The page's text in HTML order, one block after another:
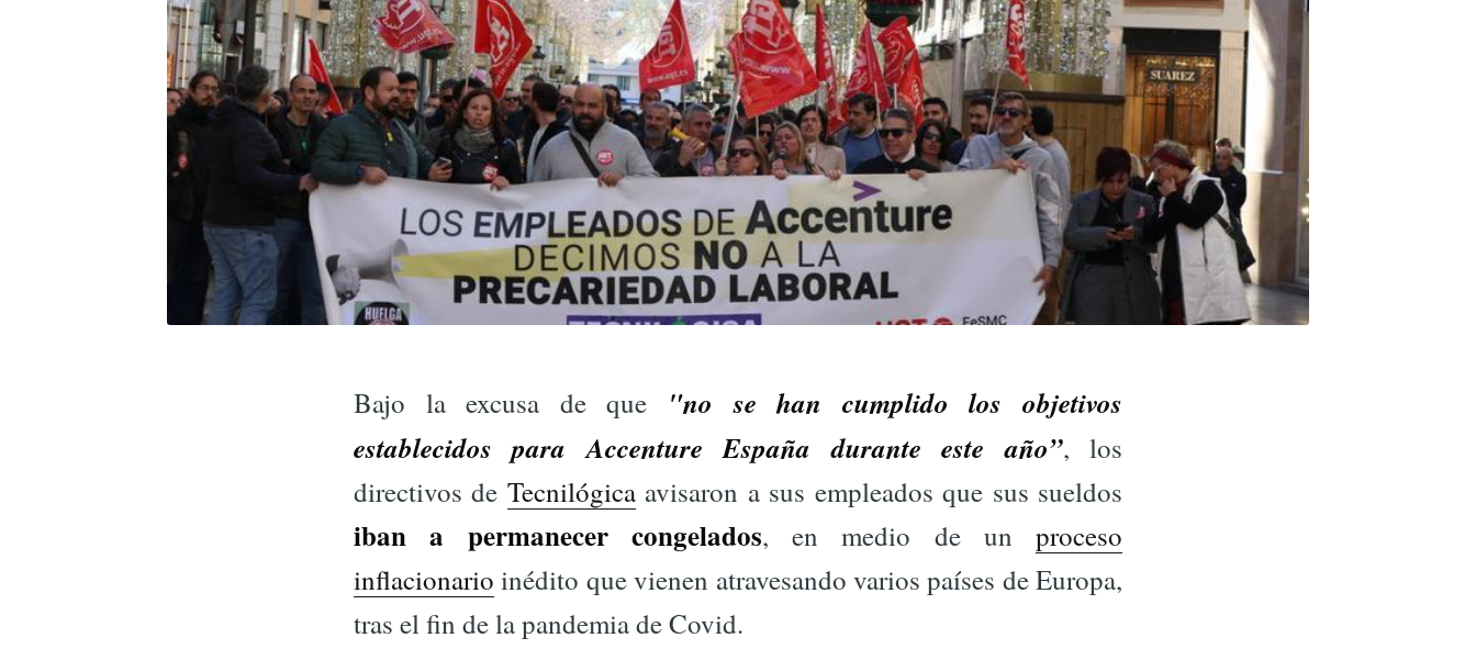
Bajo la excusa de que "no se han cumplido los objetivos
establecidos para Accenture España durante este año”, los
directivos de Tecnilógicaavisaron a sus empleados que sus sueldos
iban a permanecer congelados, en medio de un proceso
inflacionario inédito que vienen atravesando varios países de Europa,
tras el fin de la pandemia de Covid.